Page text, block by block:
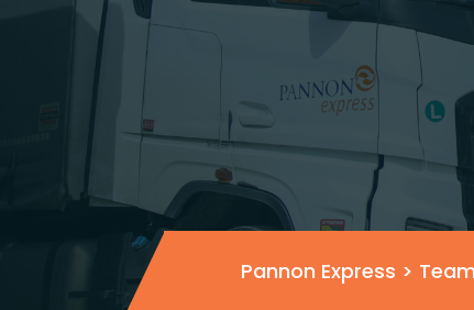
Pannon Express >